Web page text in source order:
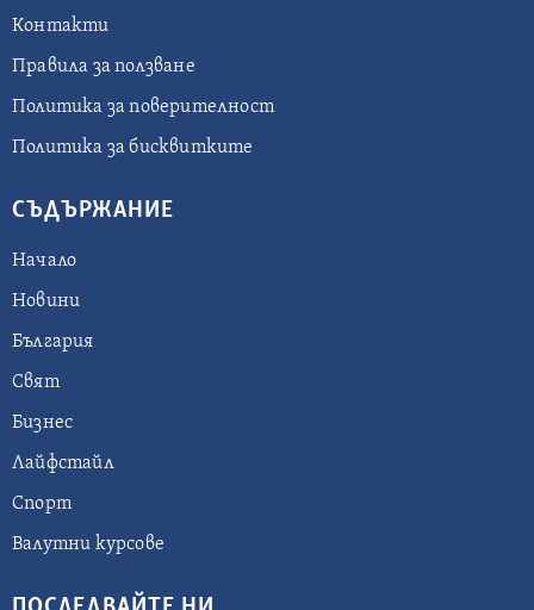
Контакти
Правила за ползване
Политика за поверителност
Политика за бисквитките
СЪДЪРЖАНИЕ
Начало
Новини
България
Свят
Бизнес
Лайфстайл
Спорт
Валутни курсове